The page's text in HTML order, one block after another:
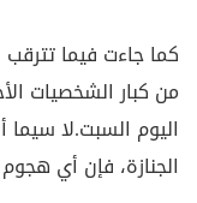
كما جاءت فيما تترقب
من كبار الشخصيات
اليوم السبت.لا
الجنازة، فإن أي